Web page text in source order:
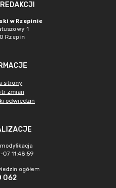
w Rzepinie
1
Rzepin
strony
zmian
odwiedzin
11:48:59
ogółem
062